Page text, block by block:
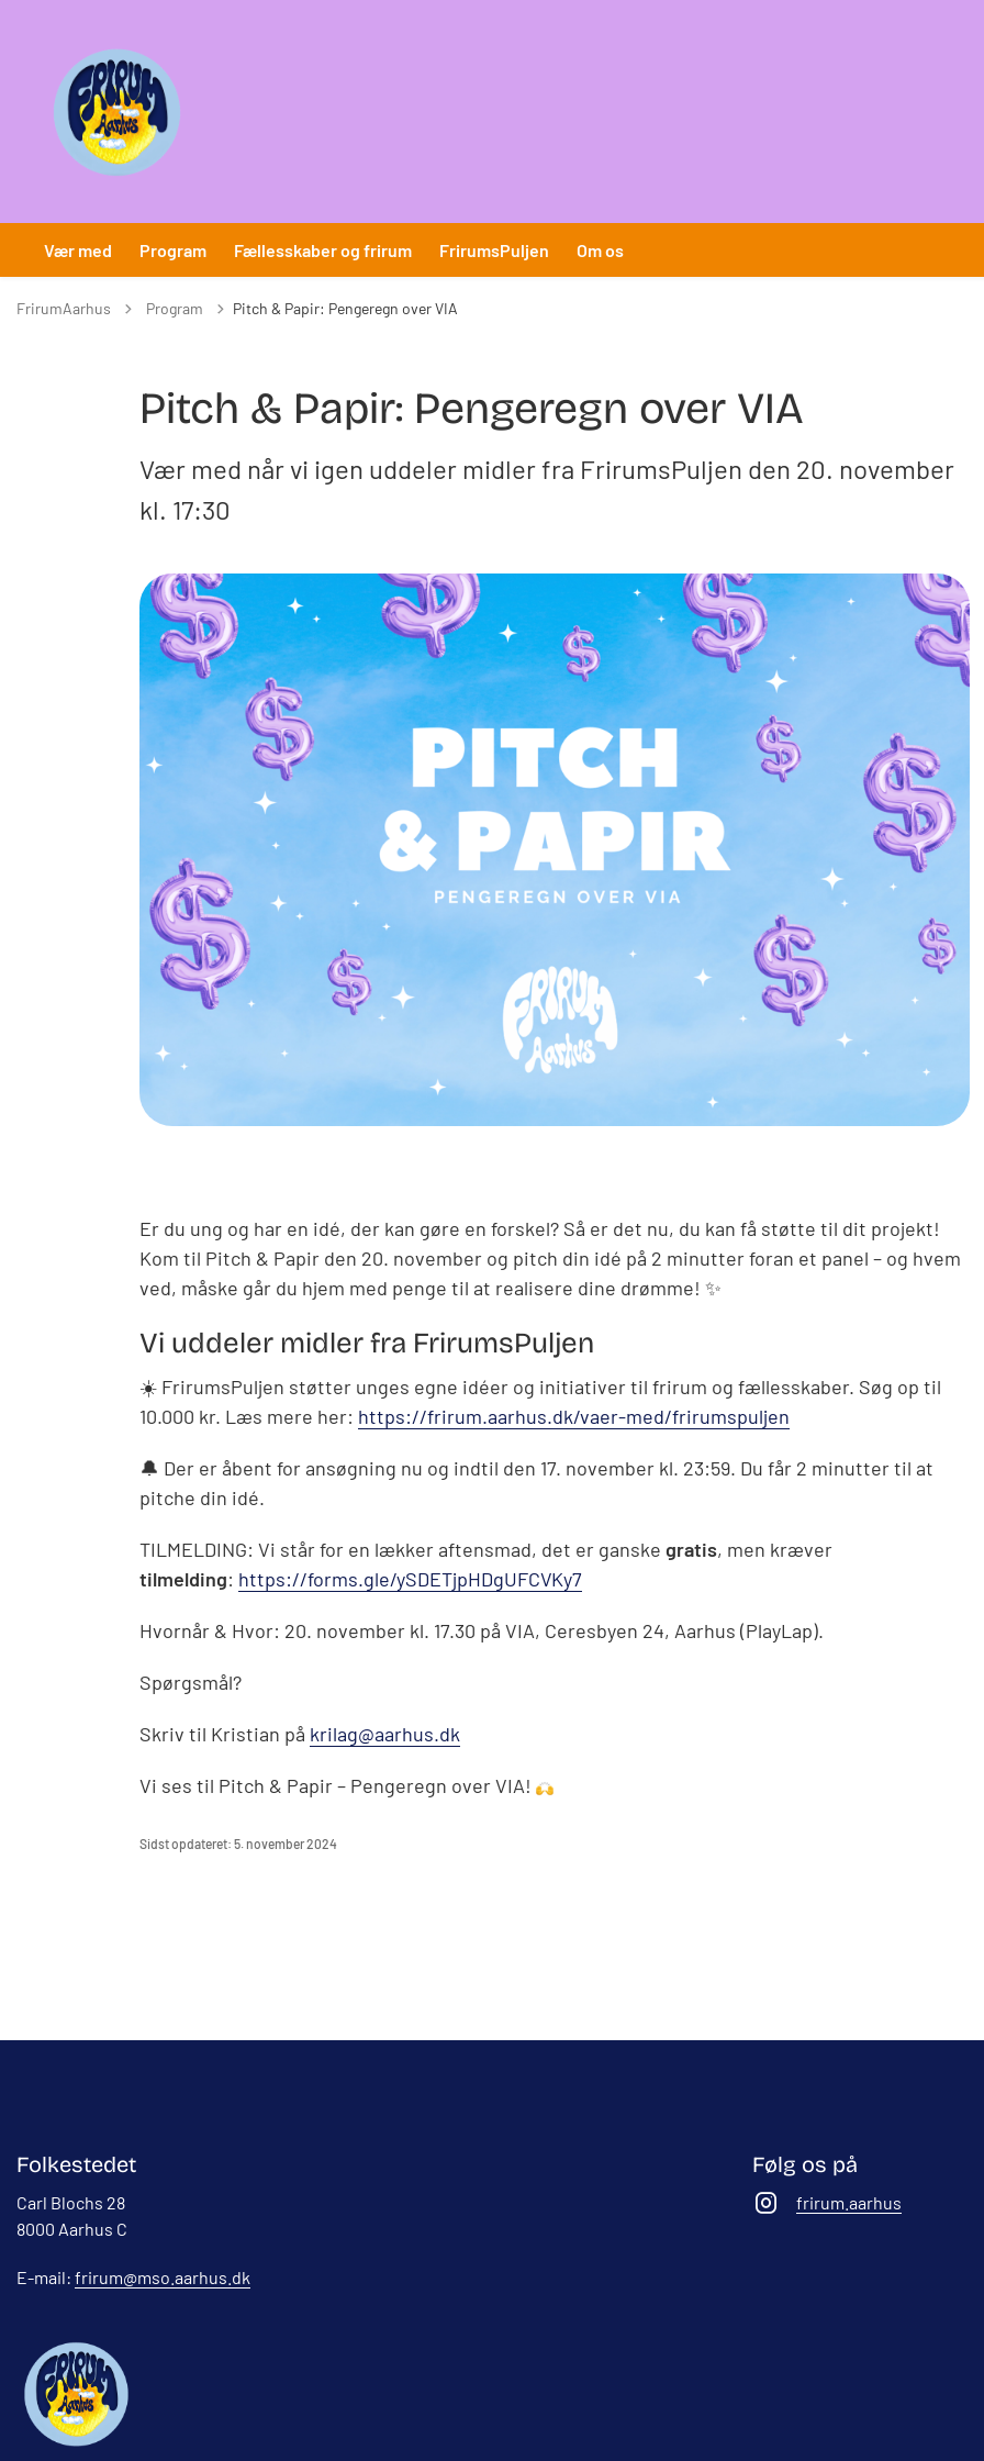
Vær med Program Fællesskaber og frirum FrirumsPuljen Om os
FrirumAarhus Tilbage til
Program Pitch & Papir: Pengeregn over VIA
Pitch & Papir: Pengeregn over VIA
Vær med når vi igen uddeler midler fra FrirumsPuljen den 20. november
kl. 17:30
Er du ung og har en idé, der kan gøre en forskel? Så er det nu, du kan få støtte til dit projekt!
Kom til Pitch & Papir den 20. november og pitch din idé på 2 minutter foran et panel – og hvem
ved, måske går du hjem med penge til at realisere dine drømme! ✨
Vi uddeler midler fra FrirumsPuljen
☀️FrirumsPuljen støtter unges egne idéer og initiativer til frirum og fællesskaber. Søg op til
10.000 kr. Læs mere her: https://frirum.aarhus.dk/vaer-med/frirumspuljen
🔔 Der er åbent for ansøgning nu og indtil den 17. november kl. 23:59. Du får 2 minutter til at
pitche din idé.
TILMELDING: Vi står for en lækker aftensmad, det er ganske gratis, men kræver
tilmelding: https://forms.gle/ySDETjpHDgUFCVKy7
Hvornår & Hvor: 20. november kl. 17.30 på VIA, Ceresbyen 24, Aarhus (PlayLap).
Spørgsmål?
Skriv til Kristian på krilag@aarhus.dk
Vi ses til Pitch & Papir – Pengeregn over VIA!
Sidst opdateret: 5. november 2024
Folkestedet
Carl Blochs 28
8000 Aarhus C
E-mail: frirum@mso.aarhus.dk
Følg os på
frirum.aarhus